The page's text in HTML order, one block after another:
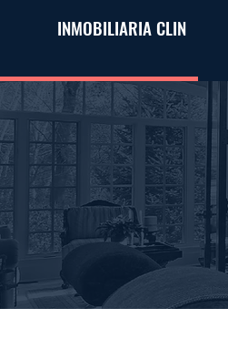
INMOBILIARIA CLIN